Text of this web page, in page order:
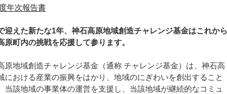
年次報告書
迎えた新たな1年、神石高原地域創造チャレンジ基金はこれから
原町内の挑戦を応援して参ります。
地域創造チャレンジ基金（通称 チャレンジ基金）は、神石高
における産業の振興をはかり、地域のにぎわいを創出すること
当該地域の事業体の運営を支援し、当該地域が継続的なコミュ